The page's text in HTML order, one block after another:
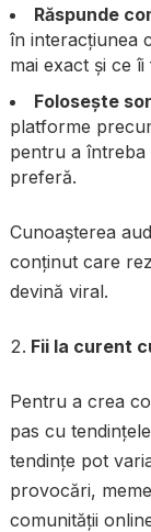
Răspunde
în interacțiunea
mai exact și ce
Folosește
platforme
pentru a întreba
preferă.
Cunoașterea
conținut care
devină viral.
Fii la curent
Pentru a crea
pas cu
tendințe pot
provocări,
comunității